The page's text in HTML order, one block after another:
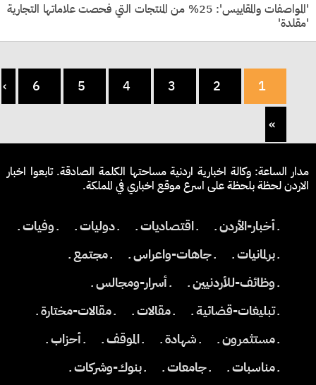
'المواصفات والمقاييس': 25% من المنتجات التي فحصت علاماتها التجارية
'مقلدة'
1
2
3
4
5
6
›
»
مدار الساعة: وكالة اخبارية اردنية مساحتها الكلمة الصادقة. تابعوا اخبار
الاردن لحظة بلحظة على اسرع موقع اخباري في المملكة.
ـ أخبار-الأردن ـ ـ اقتصاديات ـ ـ دوليات ـ
ـ وفيات ـ
ـ برلمانيات ـ
ـ جاهات-واعراس ـ
ـ مجتمع ـ
ـ وظائف-للأردنيين ـ
ـ أسرار-ومجالس ـ
ـ تبليغات-قضائية ـ
ـ مقالات ـ
ـ مقالات-مختارة ـ
ـ مستثمرون ـ
ـ شهادة ـ ـ الموقف ـ
ـ أحزاب ـ
ـ مناسبات ـ
ـ جامعات ـ ـ بنوك-وشركات ـ